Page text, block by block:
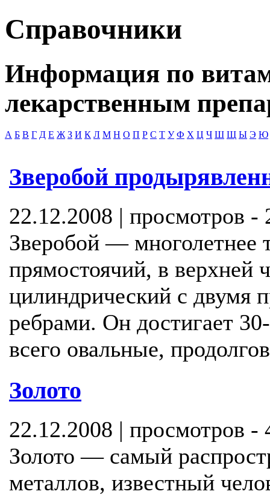
Справочники
Информация по
лекарственным
А Б В Г Д Е Ж З И К Л М Н О П Р С Т У Ф Х Ц Ч Ш Щ Ы Э Ю
Зверобой
22.12.2008 | просмотров -
Зверобой — многолетнее
прямостоячий, в верхней
цилиндрический с
ребрами. Он достигает
всего овальные,
Золото
22.12.2008 | просмотров -
Золото — самый
металлов, известный